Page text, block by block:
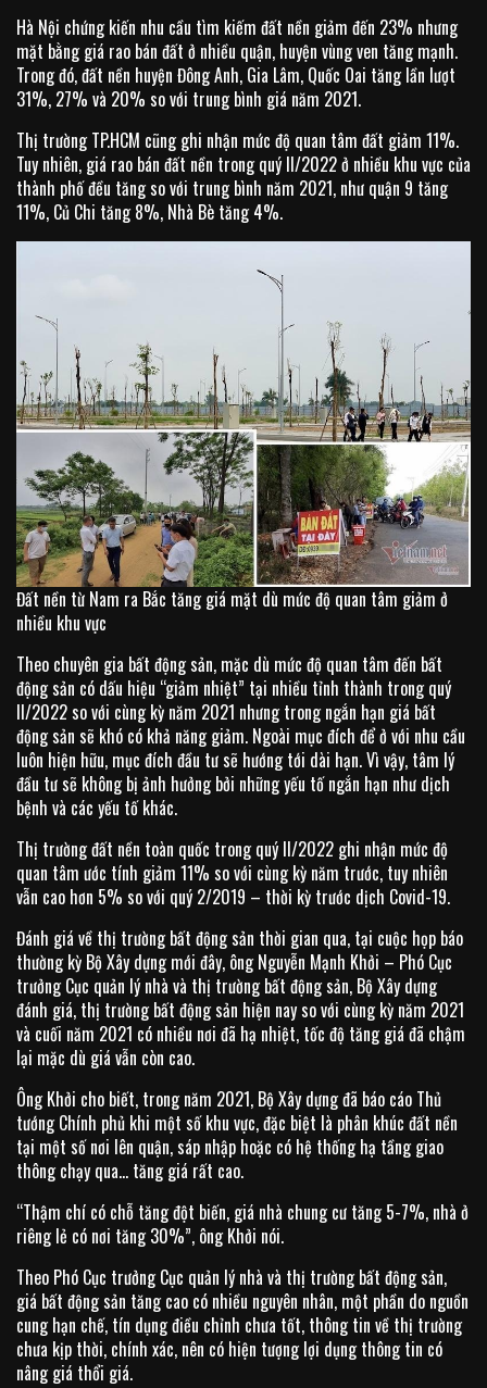
Hà Nội chứng kiến nhu cầu tìm kiếm đất nền giảm đến 23% nhưng
mặt bằng giá rao bán đất ở nhiều quận, huyện vùng ven tăng mạnh.
Trong đó, đất nền huyện Đông Anh, Gia Lâm, Quốc Oai tăng lần lượt
31%, 27% và 20% so với trung bình giá năm 2021.
Thị trường TP.HCM cũng ghi nhận mức độ quan tâm đất giảm 11%.
Tuy nhiên, giá rao bán đất nền trong quý II/2022 ở nhiều khu vực của
thành phố đều tăng so với trung bình năm 2021, như quận 9 tăng
11%, Củ Chi tăng 8%, Nhà Bè tăng 4%.
Đất nền từ Nam ra Bắc tăng giá mặt dù mức độ quan tâm giảm ở
nhiều khu vực
Theo chuyên gia bất động sản, mặc dù mức độ quan tâm đến bất
động sản có dấu hiệu “giảm nhiệt” tại nhiều tỉnh thành trong quý
II/2022 so với cùng kỳ năm 2021 nhưng trong ngắn hạn giá bất
động sản sẽ khó có khả năng giảm. Ngoài mục đích để ở với nhu cầu
luôn hiện hữu, mục đích đầu tư sẽ hướng tới dài hạn. Vì vậy, tâm lý
đầu tư sẽ không bị ảnh hưởng bởi những yếu tố ngắn hạn như dịch
bệnh và các yếu tố khác.
Thị trường đất nền toàn quốc trong quý II/2022 ghi nhận mức độ
quan tâm ước tính giảm 11% so với cùng kỳ năm trước, tuy nhiên
vẫn cao hơn 5% so với quý 2/2019 – thời kỳ trước dịch Covid-19.
Đánh giá về thị trường bất động sản thời gian qua, tại cuộc họp báo
thường kỳ Bộ Xây dựng mới đây, ông Nguyễn Mạnh Khởi – Phó Cục
trưởng Cục quản lý nhà và thị trường bất động sản, Bộ Xây dựng
đánh giá, thị trường bất động sản hiện nay so với cùng kỳ năm 2021
và cuối năm 2021 có nhiều nơi đã hạ nhiệt, tốc độ tăng giá đã chậm
lại mặc dù giá vẫn còn cao.
Ông Khởi cho biết, trong năm 2021, Bộ Xây dựng đã báo cáo Thủ
tướng Chính phủ khi một số khu vực, đặc biệt là phân khúc đất nền
tại một số nơi lên quận, sáp nhập hoặc có hệ thống hạ tầng giao
thông chạy qua… tăng giá rất cao.
“Thậm chí có chỗ tăng đột biến, giá nhà chung cư tăng 5-7%, nhà ở
riêng lẻ có nơi tăng 30%”, ông Khởi nói.
Theo Phó Cục trưởng Cục quản lý nhà và thị trường bất động sản,
giá bất động sản tăng cao có nhiều nguyên nhân, một phần do nguồn
cung hạn chế, tín dụng điều chỉnh chưa tốt, thông tin về thị trường
chưa kịp thời, chính xác, nên có hiện tượng lợi dụng thông tin có
nâng giá thổi giá.